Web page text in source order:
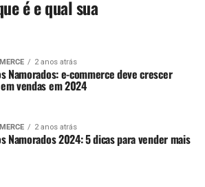
é e qual sua
2 anos atrás
Namorados: e-commerce deve crescer
vendas em 2024
2 anos atrás
Namorados 2024: 5 dicas para vender mais